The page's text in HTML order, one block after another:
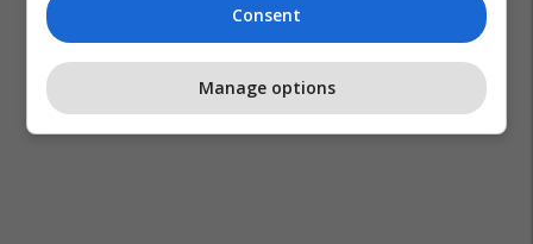
Consent
Manage options